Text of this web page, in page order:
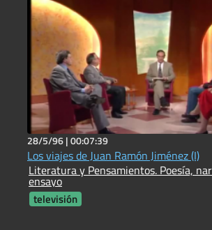
28/5/96 |00:07:39
Los viajes de Juan Ramón Jiménez (I)
Literatura y Pensamientos. Poesía,
ensayo
televisión